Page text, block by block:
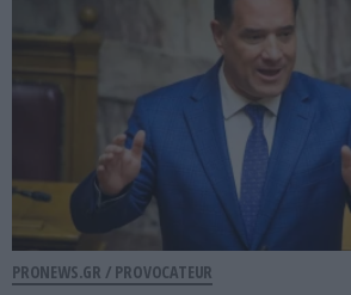
PRONEWS.GR / PROVOCATEUR